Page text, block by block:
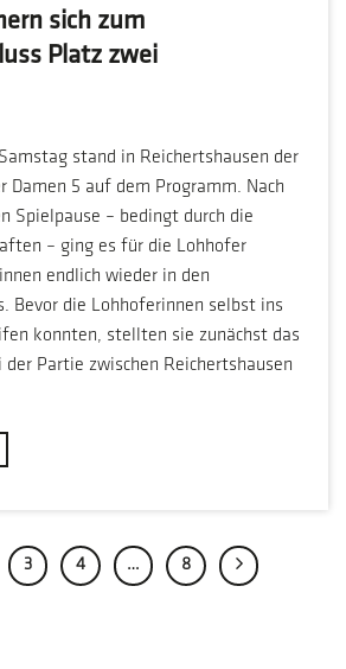
sich zum
Platz zwei
stand in Reichertshausen der
Damen 5 auf dem Programm. Nach
Spielpause – bedingt durch die
– ging es für die Lohhofer
endlich wieder in den
Bevor die Lohhoferinnen selbst ins
konnten, stellten sie zunächst das
der Partie zwischen Reichertshausen
3 4 … 8